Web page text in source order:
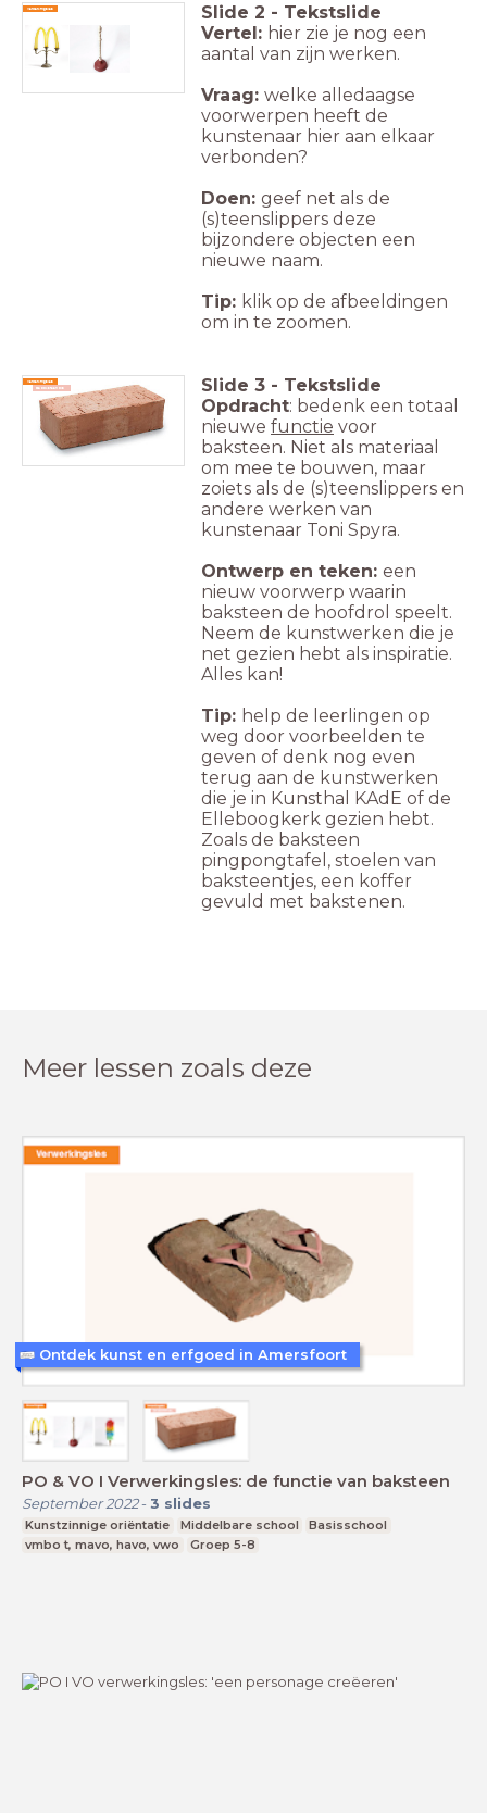
Verwerkingsles Slide 2 - Tekstslide
Vertel: hier zie je nog een
aantal van zijn werken.
Vraag: welke alledaagse
voorwerpen heeft de
kunstenaar hier aan elkaar
verbonden?
Doen: geef net als de
(s)teenslippers deze
bijzondere objecten een
nieuwe naam.
Tip: klik op de afbeeldingen
om in te zoomen.
Verwerkingsles
De baksteen als...
Slide 3 - Tekstslide
Opdracht: bedenk een totaal
nieuwe functie voor
baksteen. Niet als materiaal
om mee te bouwen, maar
zoiets als de (s)teenslippers en
andere werken van
kunstenaar Toni Spyra.
Ontwerp en teken: een
nieuw voorwerp waarin
baksteen de hoofdrol speelt.
Neem de kunstwerken die je
net gezien hebt als inspiratie.
Alles kan!
Tip: help de leerlingen op
weg door voorbeelden te
geven of denk nog even
terug aan de kunstwerken
die je in Kunsthal KAdE of de
Elleboogkerk gezien hebt.
Zoals de baksteen
pingpongtafel, stoelen van
baksteentjes, een koffer
gevuld met bakstenen.
Meer lessen zoals deze
PO & VO I Verwerkingsles: de functie van baksteen
September 2022- 3 slides
Kunstzinnige oriëntatie Middelbare school
Basisschool
vmbo t, mavo, havo, vwo
Groep 5-8
Ontdek kunst en erfgoed in Amersfoort